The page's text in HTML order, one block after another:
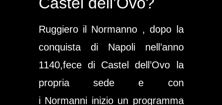
Ruggiero il Normanno , dopo la
conquista di Napolinell’anno
1140,fece di Castel dell’Ovo la
propria sede e con
iNormanni inizio un programma